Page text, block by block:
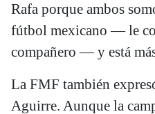
Rafa porque ambos
fútbol mexicano — le
compañero — y está
La FMF también
Aguirre. Aunque la